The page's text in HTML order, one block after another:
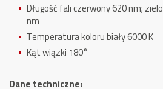
Długość faliczerwony 620 nm;
nm
Temperatura kolorubiały 6000 K
Kąt wiązki 180°
Dane techniczne: